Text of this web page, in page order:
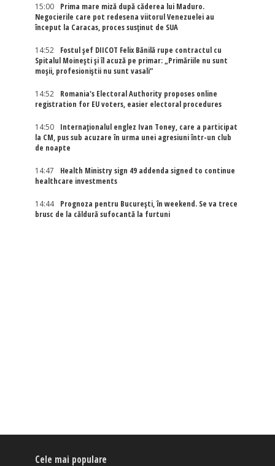
15:00
Prima mare miză după căderea lui Maduro.
Negocierile care pot redesena viitorul Venezuelei au
început la Caracas, proces susținut de SUA
14:52
Fostul șef DIICOT Felix Bănilă rupe contractul cu
Spitalul Moinești și îl acuză pe primar: „Primăriile nu sunt
moșii, profesioniștii nu sunt vasali”
14:52
Romania's Electoral Authority proposes online
registration for EU voters, easier electoral procedures
14:50
Internaţionalul englez Ivan Toney, care a participat
la CM, pus sub acuzare în urma unei agresiuni într-un club
de noapte
14:47
Health Ministry sign 49 addenda signed to continue
healthcare investments
14:44
Prognoza pentru București, în weekend. Se va trece
brusc de la căldură sufocantă la furtuni
Cele mai populare